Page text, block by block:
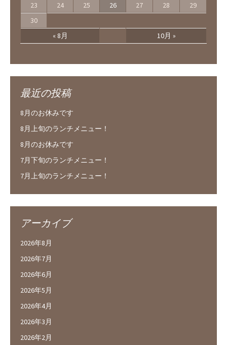
« 8月 10月 »
23
24 25 26 27 28
29
30
最近の投稿
8月のお休みです
8月上旬のランチメニュー！
8月のお休みです
7月下旬のランチメニュー！
7月上旬のランチメニュー！
アーカイブ
2026年8月
2026年7月
2026年6月
2026年5月
2026年4月
2026年3月
2026年2月